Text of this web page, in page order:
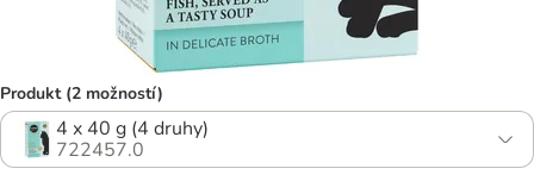
Produkt (2 možností)
4 x 40 g (4 druhy)
722457.0